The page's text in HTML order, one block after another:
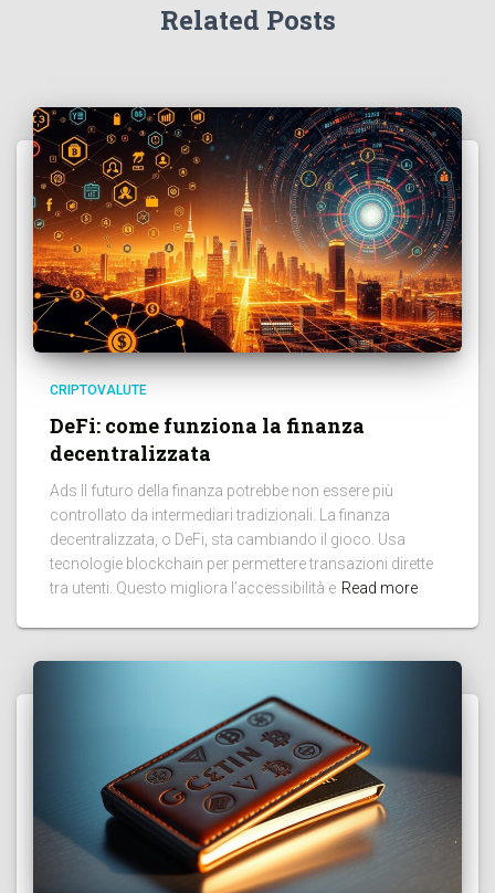
Related Posts
CRIPTOVALUTE
DeFi: come funziona la finanza
decentralizzata
Ads Il futuro della finanza potrebbe non essere più
controllato da intermediari tradizionali. La finanza
decentralizzata, o DeFi, sta cambiando il gioco. Usa
tecnologie blockchain per permettere transazioni dirette
tra utenti. Questo migliora l’accessibilità e Read more